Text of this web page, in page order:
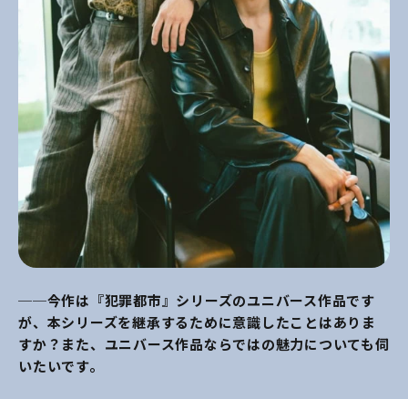
──今作は『犯罪都市』シリーズのユニバース作品です
が、本シリーズを継承するために意識したことはありま
すか？また、ユニバース作品ならではの魅力についても伺
いたいです。